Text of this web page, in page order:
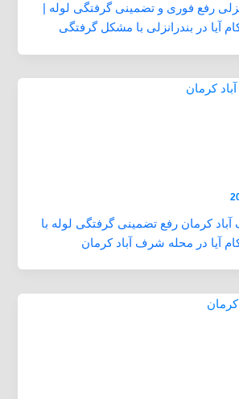
رفع فوری و تضمینی گرفتگی لوله |
آیا در بندرانزلی با مشکل گرفتگی
کرمان رفع تضمینی گرفتگی لوله با
آیا در محله شرف آباد کرمان